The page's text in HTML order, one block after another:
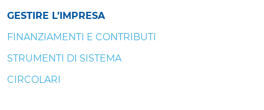
GESTIRE L’IMPRESA
FINANZIAMENTI E CONTRIBUTI
STRUMENTI DI SISTEMA
CIRCOLARI